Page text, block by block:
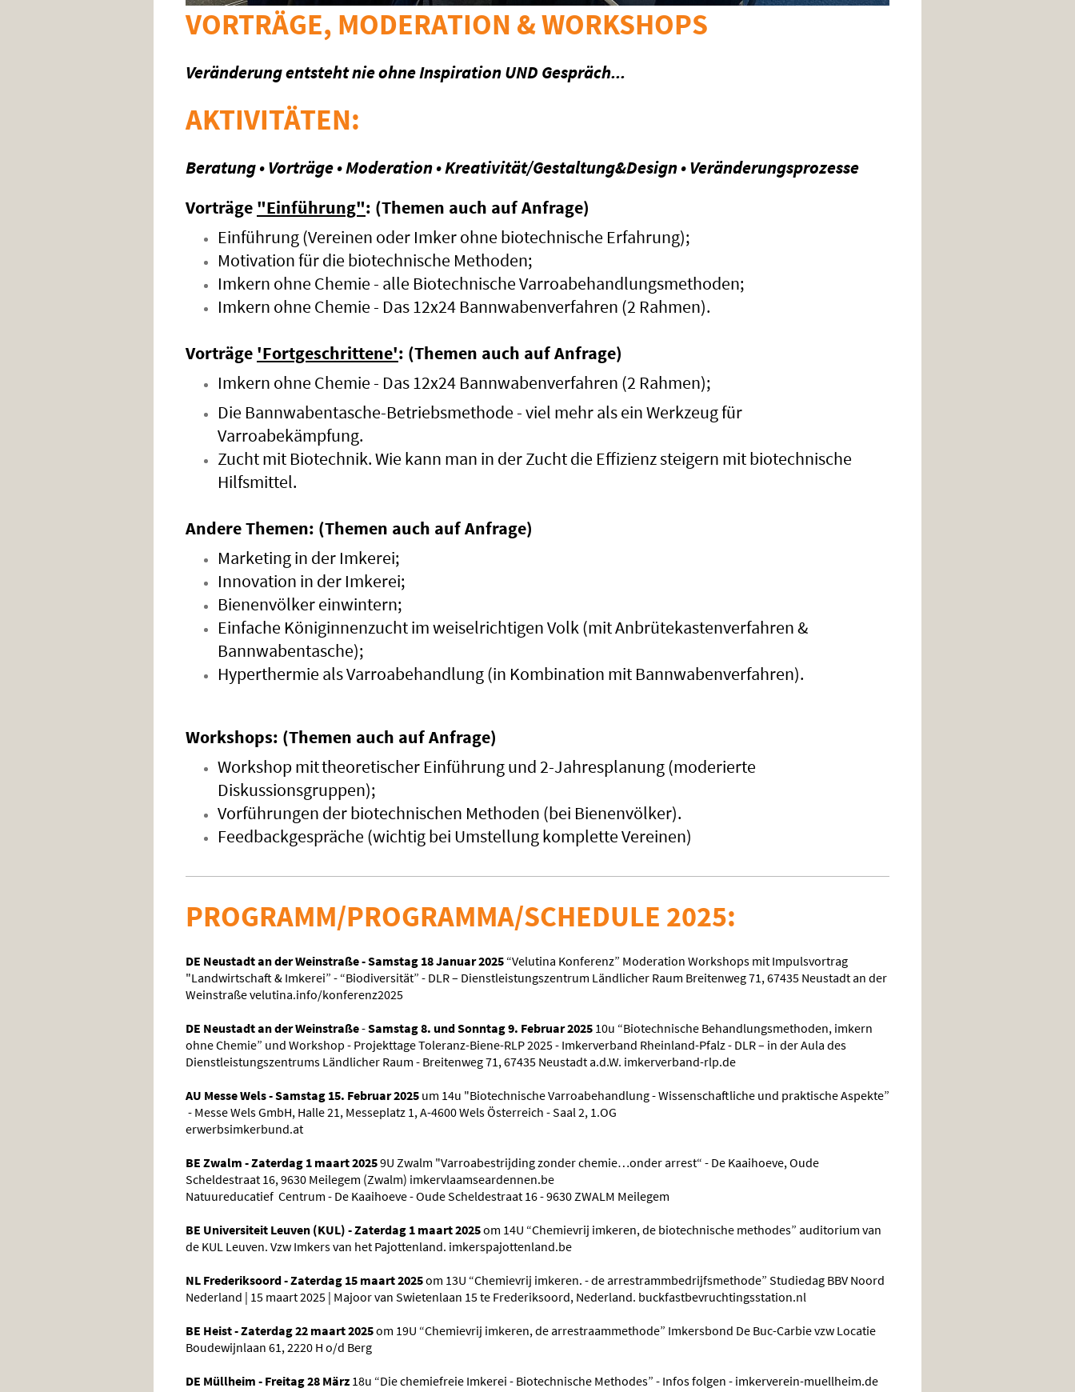
VORTRÄGE, MODERATION & WORKSHOPS
Veränderung entsteht nie ohne Inspiration UND Gespräch...
AKTIVITÄTEN:
Beratung • Vorträge • Moderation • Kreativität/Gestaltung&Design • Veränderungsprozesse
Vorträge "Einführung": (Themen auch auf Anfrage)
Einführung (Vereinen oder Imker ohne biotechnische Erfahrung);
Motivation für die biotechnische Methoden;
Imkern ohne Chemie - alle Biotechnische Varroabehandlungsmethoden;
Imkern ohne Chemie - Das 12x24 Bannwabenverfahren (2 Rahmen).
Vorträge 'Fortgeschrittene': (Themen auch auf Anfrage)
Imkern ohne Chemie - Das 12x24 Bannwabenverfahren (2 Rahmen);
Die Bannwabentasche-Betriebsmethode - viel mehr als ein Werkzeug für
Varroabekämpfung.
Zucht mit Biotechnik. Wie kann man in der Zucht die Effizienz steigern mit biotechnische
Hilfsmittel.
Andere Themen: (Themen auch auf Anfrage)
Marketing in der Imkerei;
Innovation in der Imkerei;
Bienenvölker einwintern;
Einfache Königinnenzucht im weiselrichtigen Volk (mit Anbrütekastenverfahren &
Bannwabentasche);
Hyperthermie als Varroabehandlung (in Kombination mit Bannwabenverfahren).
Workshops: (Themen auch auf Anfrage)
Workshop mittheoretischer Einführung und 2-Jahresplanung (moderierte
Diskussionsgruppen);
Vorführungen der biotechnischen Methoden (bei Bienenvölker).
Feedbackgespräche (wichtig bei Umstellung komplette Vereinen)
PROGRAMM/PROGRAMMA/SCHEDULE 2025:
DE Neustadt an der Weinstraße - Samstag 18 Januar 2025 “Velutina Konferenz” Moderation Workshops mit Impulsvortrag
"Landwirtschaft & Imkerei” - “Biodiversität” - DLR – Dienstleistungszentrum Ländlicher Raum Breitenweg 71, 67435 Neustadt an der
Weinstraße velutina.info/konferenz2025
DE Neustadt an der Weinstraße-Samstag 8. und Sonntag 9. Februar 2025 10u “Biotechnische Behandlungsmethoden, imkern
ohne Chemie” und Workshop - Projekttage Toleranz-Biene-RLP 2025 - Imkerverband Rheinland-Pfalz - DLR – in der Aula des
Dienstleistungszentrums Ländlicher Raum - Breitenweg 71, 67435 Neustadt a.d.W. imkerverband-rlp.de
AU Messe Wels - Samstag 15. Februar 2025 um 14u "Biotechnische Varroabehandlung - Wissenschaftliche und praktische Aspekte”
- Messe Wels GmbH, Halle 21, Messeplatz 1, A-4600 Wels Österreich - Saal 2, 1.OG
erwerbsimkerbund.at
BE Zwalm - Zaterdag 1 maart 20259U Zwalm "Varroabestrijding zonder chemie…onder arrest“ - De Kaaihoeve, Oude
Scheldestraat 16, 9630 Meilegem (Zwalm) imkervlaamseardennen.be
Natuureducatief Centrum - De Kaaihoeve - Oude Scheldestraat 16 - 9630 ZWALM Meilegem
BE Universiteit Leuven (KUL) - Zaterdag 1 maart 2025om 14U “Chemievrij imkeren, de biotechnische methodes” auditorium van
de KUL Leuven. Vzw Imkers van het Pajottenland. imkerspajottenland.be
NL Frederiksoord - Zaterdag 15 maart 2025om 13U “Chemievrij imkeren. - de arrestrammbedrijfsmethode” Studiedag BBV Noord
Nederland | 15 maart 2025 | Majoor van Swietenlaan 15 te Frederiksoord, Nederland. buckfastbevruchtingsstation.nl
BE Heist - Zaterdag 22 maart 2025om 19U “Chemievrij imkeren, de arrestraammethode” Imkersbond De Buc-Carbie vzw Locatie
Boudewijnlaan 61, 2220 H o/d Berg
DE Müllheim - Freitag 28 März 18u “Die chemiefreie Imkerei - Biotechnische Methodes” - Infos folgen - imkerverein-muellheim.de